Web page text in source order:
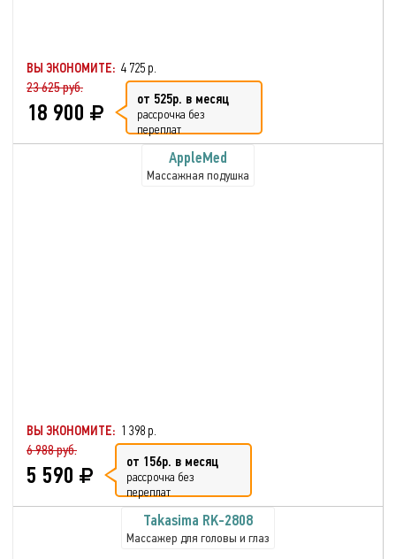
ВЫ ЭКОНОМИТЕ: 4 725 р.
23 625 руб.
18 900 от 525р. в месяц
рассрочка без
переплат
AppleMed
Массажная подушка
ВЫ ЭКОНОМИТЕ: 1 398 р.
6 988 руб.
5 590 от 156р. в месяц
рассрочка без
переплат
Takasima RK-2808
Массажер для головы и глаз